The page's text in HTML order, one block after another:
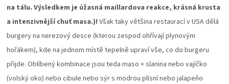
na tálu. Výsledkem je úžasná maillardova reakce, krásná krusta
a intenzivnější chuť masa.)! Však taky většina restaurací v USA dělá
burgery na nerezový desce (kterou zespod ohřívají plynovým
hořákem), kde na jednom místě tepelně upraví vše, co do burgeru
přijde. Oblíbený kombinace jsou teda maso + slanina nebo vajíčko
(volský oko) nebo cibule nebo sýr s modrou plísní nebo jalapeňo